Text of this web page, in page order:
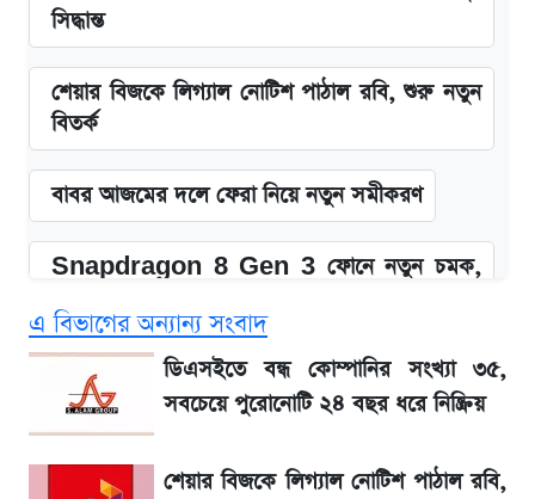
সিদ্ধান্ত
শেয়ার বিজকে লিগ্যাল নোটিশ পাঠাল রবি, শুরু নতুন
বিতর্ক
বাবর আজমের দলে ফেরা নিয়ে নতুন সমীকরণ
Snapdragon 8 Gen 3 ফোনে নতুন চমক,
সাকিবের বাড়িতে হামলা নিয়ে মুখ খুললেন দিলীপ
ঘোষ
জেনে নিন আজকের সোনা ও রুপার সর্বশেষ দাম
এ বিভাগের অন্যান্য সংবাদ
ডিএসইতে বন্ধ কোম্পানির সংখ্যা ৩৫,
সবচেয়ে পুরোনোটি ২৪ বছর ধরে নিষ্ক্রিয়
শেয়ার বিজকে লিগ্যাল নোটিশ পাঠাল রবি,